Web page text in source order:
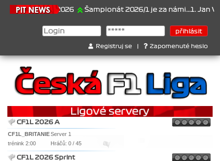
21.6.2026 Šampionát 2026/1 je za námi...1. Jan
Registruj se Zapomenuté heslo
CF1L 2026 A
CF1L_BRITANIEServer 1
trénink 2:00
Hráčů: 0 / 45
CF1L 2026 Sprint